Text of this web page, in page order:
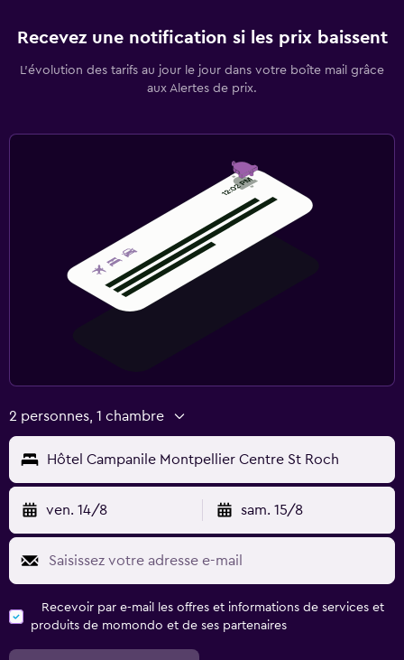
Recevez une notification si les prix baissent
L’évolution des tarifs au jour le jour dans votre boîte mail grâce
aux Alertes de prix.
2 personnes, 1 chambre
Hôtel Campanile Montpellier Centre St Roch
ven. 14/8 sam. 15/8
Recevoir par e-mail les offres et informations de services et
produits de momondo et de ses partenaires